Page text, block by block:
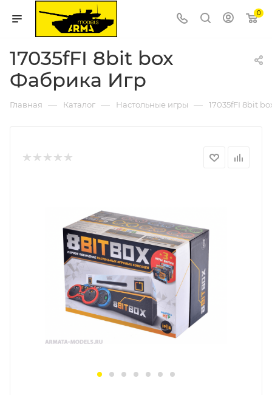
0
17035fFI 8bit box
Фабрика Игр
Главная — Каталог — Настольные игры — 17035fFI 8bit